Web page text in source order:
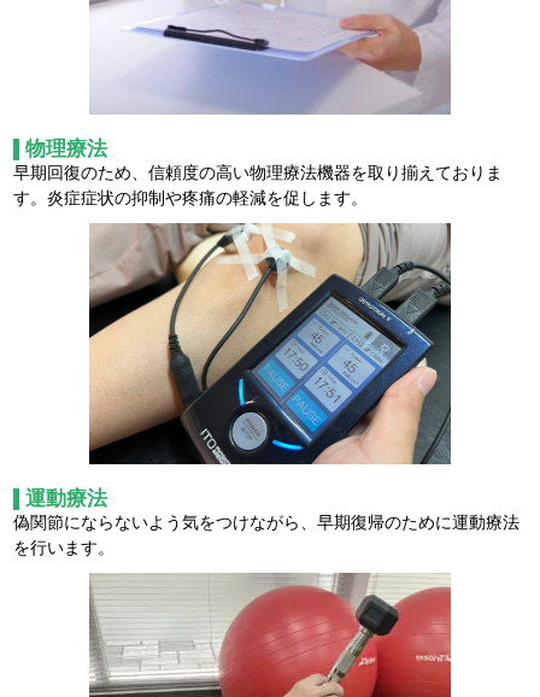
物理療法
早期回復のため、信頼度の高い物理療法機器を取り揃えておりま
す。炎症症状の抑制や疼痛の軽減を促します。
運動療法
偽関節にならないよう気をつけながら、早期復帰のために運動療法
を行います。